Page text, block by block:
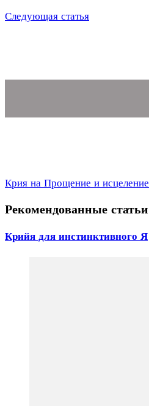
Следующая статья
Крия на Прощение и исцеление
Рекомендованные статьи
Крийя для инстинктивного Я